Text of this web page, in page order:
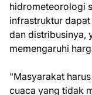
hidrometeorologi
infrastruktur
dan distribusinya,
memengaruhi
"Masyarakat
cuaca yang tidak